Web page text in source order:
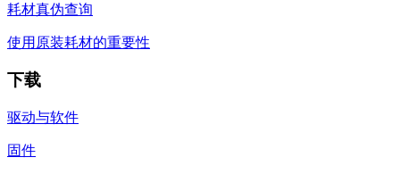
耗材真伪查询
使用原装耗材的重要性
下载
驱动与软件
固件